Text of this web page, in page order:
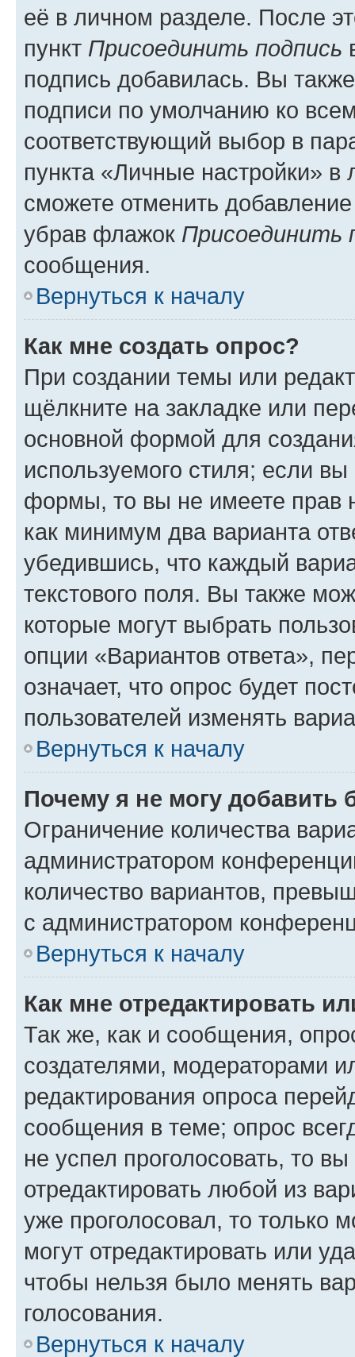
её в личном разделе. После
пункт Присоединить подпись
подпись добавилась. Вы
подписи по умолчанию ко
соответствующий выбор в
пункта «Личные настройки»
сможете отменить
убрав флажок Присоединить
сообщения.
Вернуться к началу
Как мне создать опрос?
При создании темы или
щёлкните на закладке или
основной формой для
используемого стиля; если
формы, то вы не имеете прав
как минимум два варианта
убедившись, что каждый
текстового поля. Вы также
которые могут выбрать
опции «Вариантов ответа»,
означает, что опрос будет
пользователей изменять
Вернуться к началу
Почему я не могу добавить
Ограничение количества
администратором
количество вариантов,
с администратором
Вернуться к началу
Как мне отредактировать
Так же, как и сообщения,
создателями, модераторами
редактирования опроса
сообщения в теме; опрос
не успел проголосовать, то
отредактировать любой из
уже проголосовал, то только
могут отредактировать или
чтобы нельзя было менять
голосования.
Вернуться к началу